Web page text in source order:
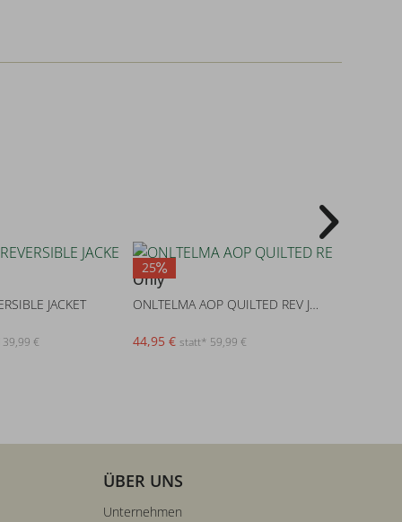
JACKET
€
25
Only
ONLTELMA AOP QUILTED REV JACKE
44,95 € statt* 59,99 €
ÜBER UNS
Unternehmen